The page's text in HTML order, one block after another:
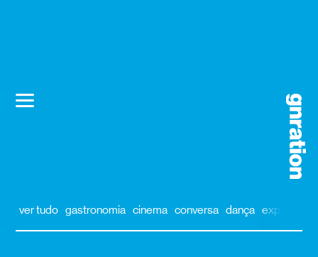
ver tudo gastronomia cinema conversa dança exposição